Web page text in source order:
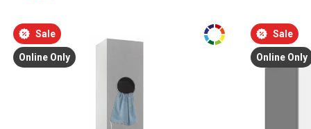
Sale
Online Only
Sale
Online Only